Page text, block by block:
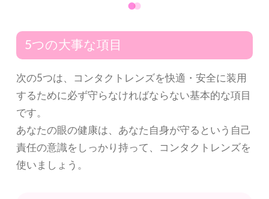
5つの大事な項目
次の5つは、コンタクトレンズを快適・安全に装用
するために必ず守らなければならない基本的な項目
です。
あなたの眼の健康は、あなた自身が守るという自己
責任の意識をしっかり持って、コンタクトレンズを
使いましょう。